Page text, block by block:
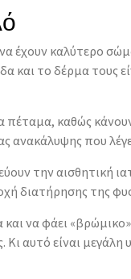
να έχουν καλύτερο
και το δέρμα τους
πέταμα, καθώς
ανακάλυψης που
την αισθητική
διατήρησης της
να φάει
αυτό είναι μεγάλη